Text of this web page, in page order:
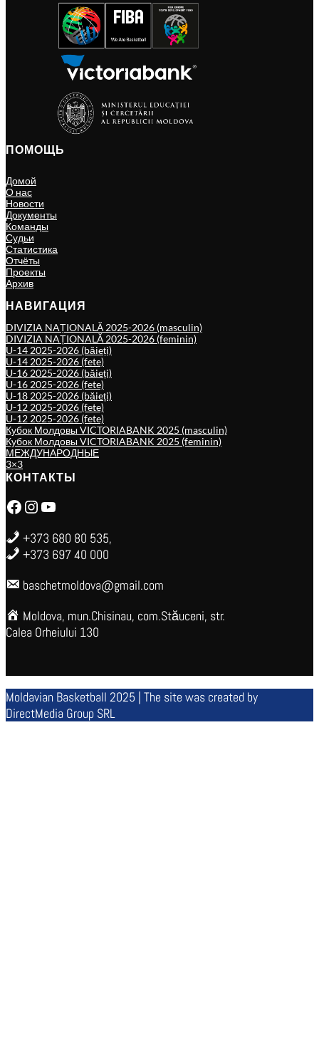
ПОМОЩЬ
Домой
О нас
Новости
Документы
Команды
Судьи
Статистика
Отчёты
Проекты
Архив
НАВИГАЦИЯ
DIVIZIA NAȚIONALĂ 2025-2026 (masculin)
DIVIZIA NAȚIONALĂ 2025-2026 (feminin)
U-14 2025-2026 (băieți)
U-14 2025-2026 (fete)
U-16 2025-2026 (băieți)
U-16 2025-2026 (fete)
U-18 2025-2026 (băieți)
U-12 2025-2026 (fete)
U-12 2025-2026 (fete)
Кубок Молдовы VICTORIABANK 2025 (masculin)
Кубок Молдовы VICTORIABANK 2025 (feminin)
МЕЖДУНАРОДНЫЕ
3×3
КОНТАКТЫ
Facebook Instagram YouTube
+373 680 80 535,
+373 697 40 000
baschetmoldova@gmail.com
Moldova, mun.Chisinau, com.Stăuceni, str.
Calea Orheiului 130
Moldavian Basketball 2025 | The site was created by
DirectMedia Group SRL